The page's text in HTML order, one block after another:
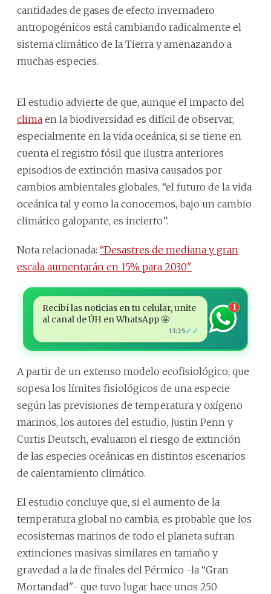
cantidades de gases de efecto invernadero
antropogénicos está cambiando radicalmente el
sistema climático de la Tierra y amenazando a
muchas especies.
El estudio advierte de que, aunque el impacto del
clima en la biodiversidad es difícil de observar,
especialmente en la vida oceánica, si se tiene en
cuenta el registro fósil que ilustra anteriores
episodios de extinción masiva causados por
cambios ambientales globales, “el futuro de la vida
oceánica tal y como la conocemos, bajo un cambio
climático galopante, es incierto”.
Nota relacionada: “Desastres de mediana y gran
escala aumentarán en 15% para 2030"
Recibí las noticias en tu celular, unite
al canal de ÚH en WhatsApp 🤩
13:25✓✓
1
A partir de un extenso modelo ecofisiológico, que
sopesa los límites fisiológicos de una especie
según las previsiones de temperatura y oxígeno
marinos, los autores del estudio, Justin Penn y
Curtis Deutsch, evaluaron el riesgo de extinción
de las especies oceánicas en distintos escenarios
de calentamiento climático.
El estudio concluye que, si el aumento de la
temperatura global no cambia, es probable que los
ecosistemas marinos de todo el planeta sufran
extinciones masivas similares en tamaño y
gravedad a la de finales del Pérmico -la “Gran
Mortandad"- que tuvo lugar hace unos 250